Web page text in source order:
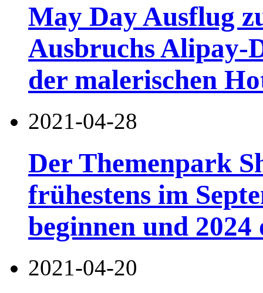
May Day Ausflug
Ausbruchs Alipay-
der malerischen
2021-04-28
Der Themenpark
frühestens im
beginnen und
2021-04-20